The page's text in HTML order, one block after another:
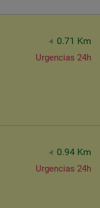
0.71 Km
Urgencias 24h
0.94 Km
Urgencias 24h